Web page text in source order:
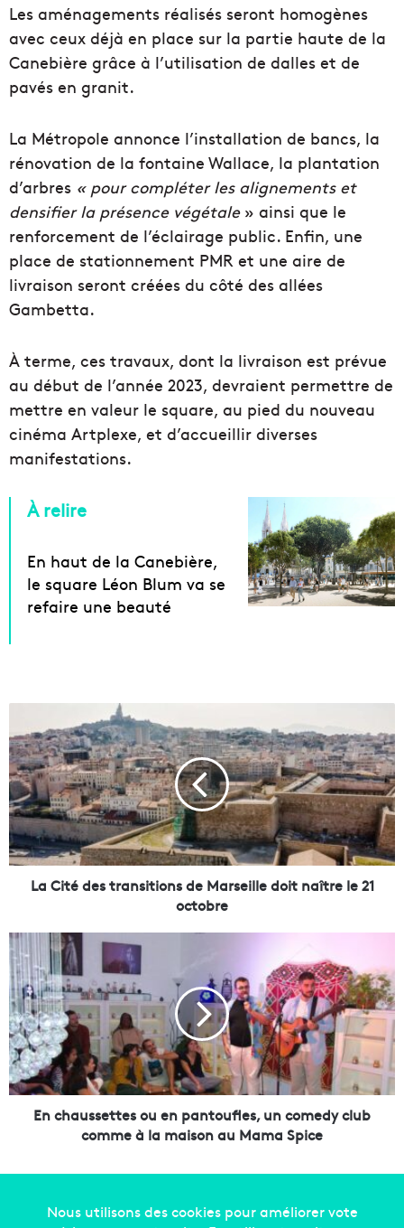
Les aménagements réalisés seront homogènes
avec ceux déjà en place sur la partie haute de la
Canebière grâce à l’utilisation de dalles et de
pavés en granit.
La Métropole annonce l’installation de bancs, la
rénovation de la fontaine Wallace, la plantation
d’arbres « pour compléter les alignements et
densifier la présence végétale» ainsi que le
renforcement de l’éclairage public. Enfin, une
place de stationnement PMR et une aire de
livraison seront créées du côté des allées
Gambetta.
À terme, ces travaux, dont la livraison est prévue
au début de l’année 2023, devraient permettre de
mettre en valeur le square, au pied du nouveau
cinéma Artplexe, et d’accueillir diverses
manifestations.
À relire
En haut de la Canebière,
le square Léon Blum va se
refaire une beauté
a
C
i
t
é
d
e
s
n
s
i
t
i
o
n
s
d
La Cité des transitions de Marseille doit naître le 21
octobre
E
n
c
h
a
u
s
s
e
s
En chaussettes ou en pantoufles, un comedy club
comme à la maison au Mama Spice